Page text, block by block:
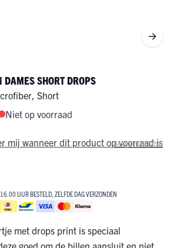
SHORT DROPS
, Short
Niet op voorraad
Bekijk maattabel
mij wanneer dit product op voorraad is
UUR BESTELD, ZELFDE DAG VERZONDEN
met drops print is speciaal
goed om de billen aansluit en niet